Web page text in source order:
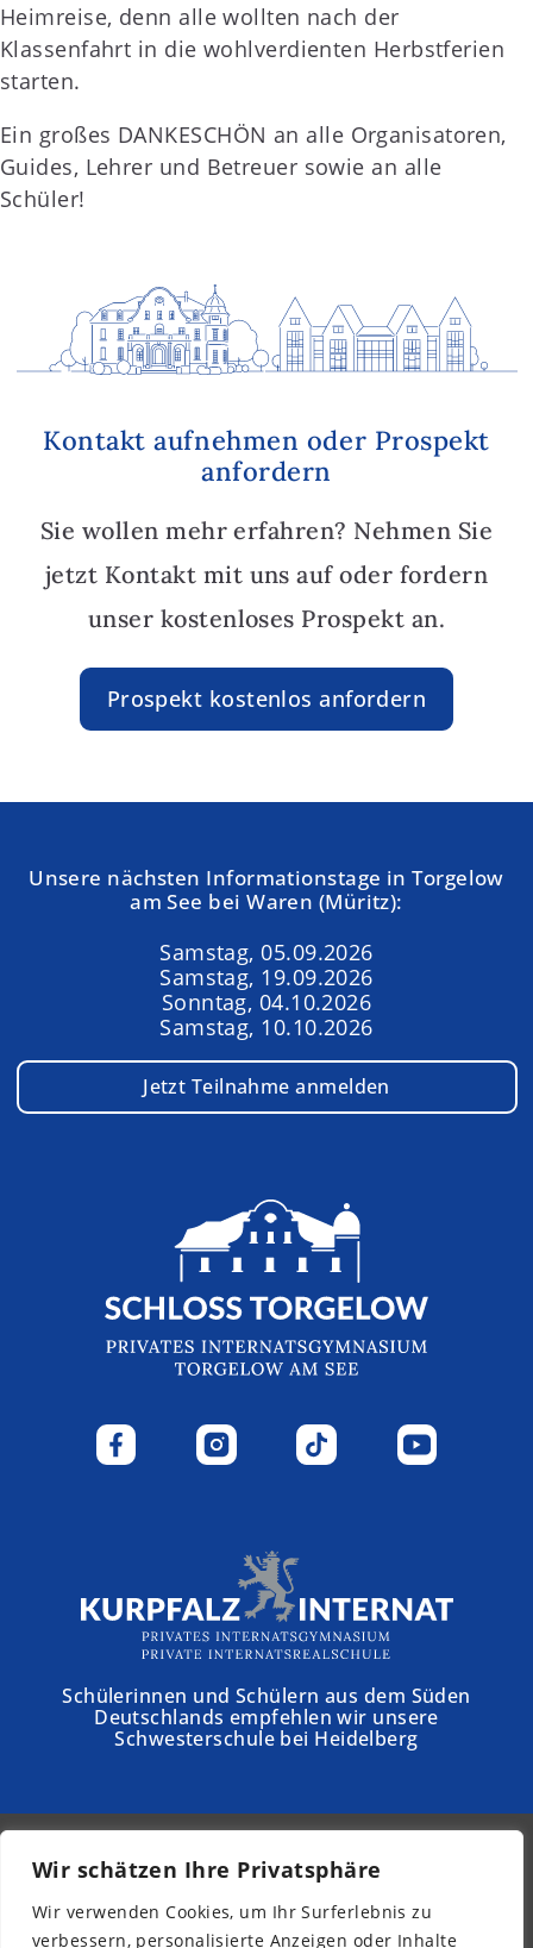
Wir schätzen Ihre Privatsphäre
Wir verwenden Cookies, um Ihr Surferlebnis zu
verbessern, personalisierte Anzeigen oder Inhalte
Heimreise, denn alle wollten nach der
Klassenfahrt in die wohlverdienten Herbstferien
starten.
Ein großes DANKESCHÖN an alle Organisatoren,
Guides, Lehrer und Betreuer sowie an alle
Schüler!
Kontakt aufnehmen oder Prospekt
anfordern
Sie wollen mehr erfahren? Nehmen Sie
jetzt Kontakt mit uns auf oder fordern
unser kostenloses Prospekt an.
Prospekt kostenlos anfordern
Unsere nächsten Informationstage in Torgelow
am See bei Waren (Müritz):
Samstag, 05.09.2026
Samstag, 19.09.2026
Sonntag, 04.10.2026
Samstag, 10.10.2026
Jetzt Teilnahme anmelden
Schülerinnen und Schülern aus dem Süden
Deutschlands empfehlen wir unsere
Schwesterschule bei Heidelberg
© 2026 - Schloss Torgelow
Newsletter